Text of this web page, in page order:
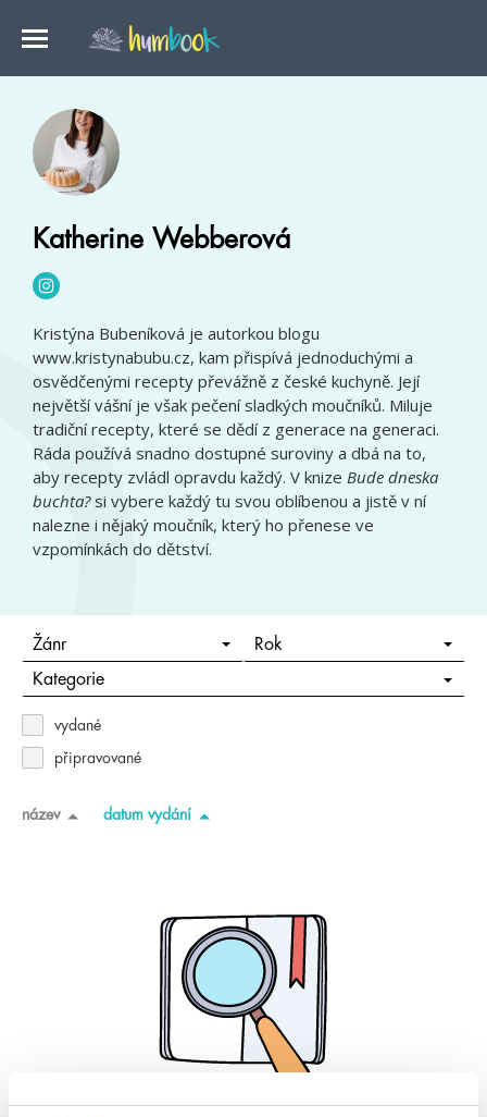
Katherine Webberová
Kristýna Bubeníková je autorkou blogu
www.kristynabubu.cz, kam přispívá jednoduchými a
osvědčenými recepty převážně z české kuchyně. Její
největší vášní je však pečení sladkých moučníků. Miluje
tradiční recepty, které se dědí z generace na generaci.
Ráda používá snadno dostupné suroviny a dbá na to,
aby recepty zvládl opravdu každý. V knize Bude dneska
buchta?si vybere každý tu svou oblíbenou a jistě v ní
nalezne i nějaký moučník, který ho přenese ve
vzpomínkách do dětství.
Žánr Rok
Kategorie
vydané
připravované
název datum vydání